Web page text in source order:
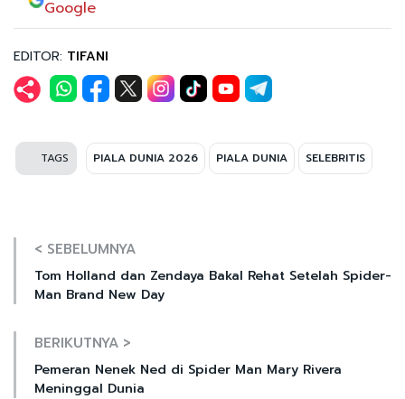
Google
EDITOR: TIFANI
TAGS PIALA DUNIA 2026 PIALA DUNIA SELEBRITIS
< SEBELUMNYA
Tom Holland dan Zendaya Bakal Rehat Setelah Spider-
Man Brand New Day
BERIKUTNYA >
Pemeran Nenek Ned di Spider Man Mary Rivera
Meninggal Dunia